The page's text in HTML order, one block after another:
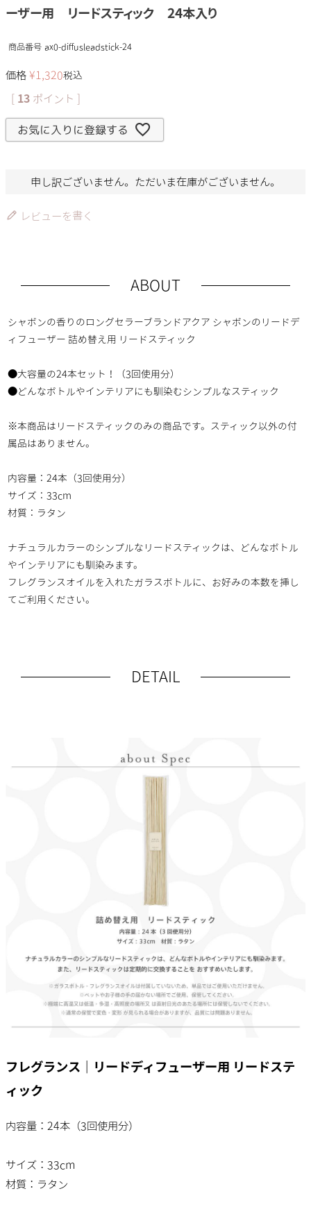
ーザー用 リードスティック 24本入り
商品番号 ax0-diffusleadstick-24
価格 ¥1,320税込
13 ポイント ]
お気に入りに登録する
申し訳ございません。ただいま在庫がございません。
レビューを書く
ABOUT
シャボンの香りのロングセラーブランドアクア シャボンのリードデ
ィフューザー 詰め替え用 リードスティック
●大容量の24本セット！（3回使用分）
●どんなボトルやインテリアにも馴染むシンプルなスティック
※本商品はリードスティックのみの商品です。スティック以外の付
属品はありません。
内容量：24本（3回使用分）
サイズ：33cm
材質：ラタン
ナチュラルカラーのシンプルなリードスティックは、どんなボトル
やインテリアにも馴染みます。
フレグランスオイルを入れたガラスボトルに、お好みの本数を挿し
てご利用ください。
DETAIL
フレグランス｜リードディフューザー用 リードステ
ィック
内容量：24本（3回使用分）
サイズ：33cm
材質：ラタン